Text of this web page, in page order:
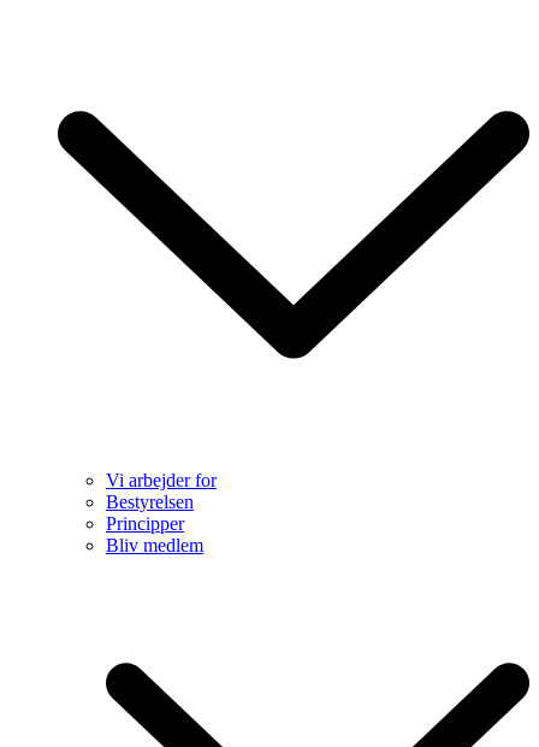
Vi arbejder for
Bestyrelsen
Principper
Bliv medlem